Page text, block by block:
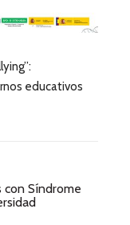
educativos
con Síndrome